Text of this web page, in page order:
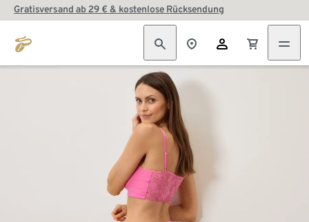
Gratisversand ab 29 € & kostenlose Rücksendung